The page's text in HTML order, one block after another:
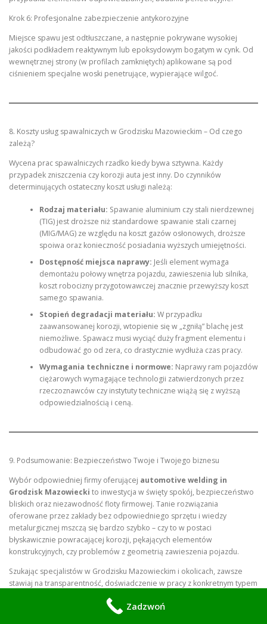
Krok 6: Profesjonalne zabezpieczenie antykorozyjne
Miejsce spawu jest odtłuszczane, a następnie pokrywane wysokiej
jakości podkładem reaktywnym lub epoksydowym bogatym w cynk. Od
wewnętrznej strony (w profilach zamkniętych) aplikowane są pod
ciśnieniem specjalne woski penetrujące, wypierające wilgoć.
8. Koszty usług spawalniczych w Grodzisku Mazowieckim – Od czego
zależą?
Wycena prac spawalniczych rzadko kiedy bywa sztywna. Każdy
przypadek zniszczenia czy korozji auta jest inny. Do czynników
determinujących ostateczny koszt usługi należą:
Rodzaj materiału: Spawanie aluminium czy stali nierdzewnej
(TIG) jest droższe niż standardowe spawanie stali czarnej
(MIG/MAG) ze względu na koszt gazów osłonowych, droższe
spoiwa oraz konieczność posiadania wyższych umiejętności.
Dostępność miejsca naprawy: Jeśli element wymaga
demontażu połowy wnętrza pojazdu, zawieszenia lub silnika,
koszt robocizny przygotowawczej znacznie przewyższy koszt
samego spawania.
Stopień degradacji materiału: W przypadku
zaawansowanej korozji, wtopienie się w „zgniłą” blachę jest
niemożliwe. Spawacz musi wyciąć duży fragment elementu i
odbudować go od zera, co drastycznie wydłuża czas pracy.
Wymagania techniczne i normowe: Naprawy ram pojazdów
ciężarowych wymagające technologii zatwierdzonych przez
rzeczoznawców czy instytuty techniczne wiążą się z wyższą
odpowiedzialnością i ceną.
9. Podsumowanie: Bezpieczeństwo Twoje i Twojego biznesu
Wybór odpowiedniej firmy oferującej automotive welding in
Grodzisk Mazowiecki to inwestycja w święty spokój, bezpieczeństwo
bliskich oraz niezawodność floty firmowej. Tanie rozwiązania
oferowane przez zakłady bez odpowiedniego sprzętu i wiedzy
metalurgicznej mszczą się bardzo szybko – czy to w postaci
błyskawicznie powracającej korozji, pękających elementów
konstrukcyjnych, czy problemów z geometrią zawieszenia pojazdu.
Szukając specjalistów w Grodzisku Mazowieckim i okolicach, zawsze
stawiaj na transparentność, doświadczenie w pracy z konkretnym typem
spoina to gwarancja, iż Twój pojazd zachowa swoje fabryczne
Zadzwoń